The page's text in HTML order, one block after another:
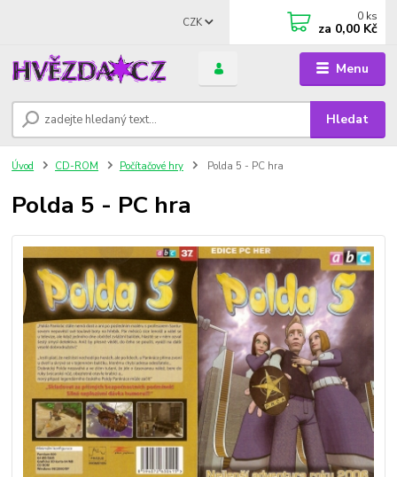
Menu
CZK
Hledat
0 ks
za 0,00 Kč
Úvod CD-ROM Počítačové hry Polda 5 - PC hra
Polda 5 - PC hra